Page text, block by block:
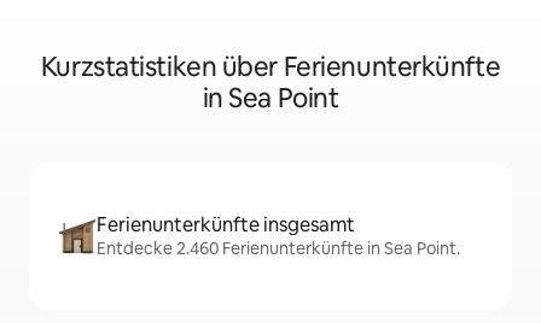
Kurzstatistiken über Ferienunterkünfte
in Sea Point
Ferienunterkünfte insgesamt
Entdecke 2.460 Ferienunterkünfte in Sea Point.